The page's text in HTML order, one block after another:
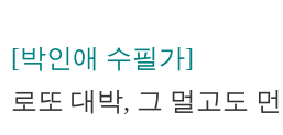
[박인애 수필가]
로또 대박, 그 멀고도